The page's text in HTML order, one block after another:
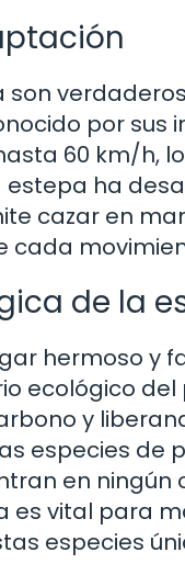
son
por sus
60 km/h,
estepa ha
cazar en
cada
de la
hermoso y
ecológico
y
especies de
en
es vital para
especies